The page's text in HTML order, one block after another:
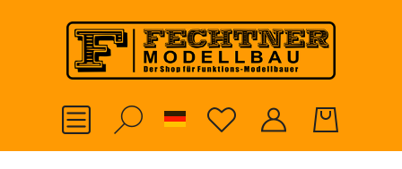
springen
German